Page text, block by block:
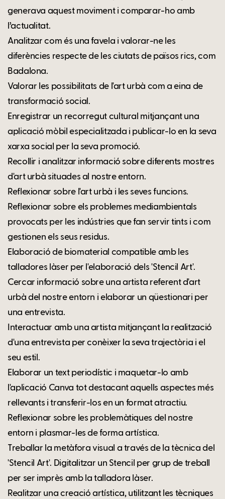
generava aquest moviment i comparar-ho amb
l’actualitat.
Analitzar com és una favela i valorar-ne les
diferències respecte de les ciutats de països rics, com
Badalona.
Valorar les possibilitats de l'art urbà com a eina de
transformació social.
Enregistrar un recorregut cultural mitjançant una
aplicació mòbil especialitzada i publicar-lo en la seva
xarxa social per la seva promoció.
Recollir i analitzar informació sobre diferents mostres
d'art urbà situades al nostre entorn.
Reflexionar sobre l'art urbà i les seves funcions.
Reflexionar sobre els problemes mediambientals
provocats per les indústries que fan servir tints i com
gestionen els seus residus.
Elaboració de biomaterial compatible amb les
talladores làser per l'elaboració dels 'Stencil Art'.
Cercar informació sobre una artista referent d'art
urbà del nostre entorn i elaborar un qüestionari per
una entrevista.
Interactuar amb una artista mitjançant la realització
d'una entrevista per conèixer la seva trajectòria i el
seu estil.
Elaborar un text periodístic i maquetar-lo amb
l'aplicació Canva tot destacant aquells aspectes més
rellevants i transferir-los en un format atractiu.
Reflexionar sobre les problemàtiques del nostre
entorn i plasmar-les de forma artística.
Treballar la metàfora visual a través de la tècnica del
'Stencil Art'. Digitalitzar un Stencil per grup de treball
per ser imprès amb la talladora làser.
Realitzar una creació artística, utilitzant les tècniques